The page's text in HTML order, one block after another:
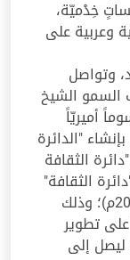
خِدْميّة،
وعربية على
وتواصل
السمو الشيخ
أميريّاً
1981م، يقضي بإنشاء "الدائرة
الثقافة
الثقافة"
بموجب المرسوم الأميري رقم (13 / 2017م)؛ وذلك
تطوير
ليصل إلى